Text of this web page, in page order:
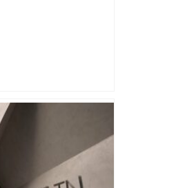
pour Guillaume
Toulouse, après